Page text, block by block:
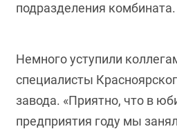
подразделения комбината.
Немного уступили
специалисты
завода. «Приятно, что в
предприятия году мы